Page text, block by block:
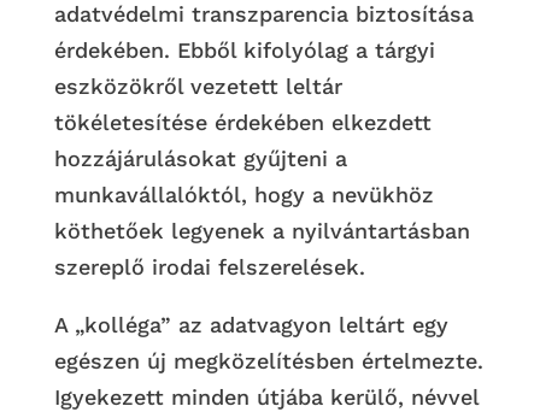
adatvédelmi transzparencia biztosítása
érdekében. Ebből kifolyólag a tárgyi
eszközökről vezetett leltár
tökéletesítése érdekében elkezdett
hozzájárulásokat gyűjteni a
munkavállalóktól, hogy a nevükhöz
köthetőek legyenek a nyilvántartásban
szereplő irodai felszerelések.
A „kolléga” az adatvagyon leltárt egy
egészen új megközelítésben értelmezte.
Igyekezett minden útjába kerülő, névvel